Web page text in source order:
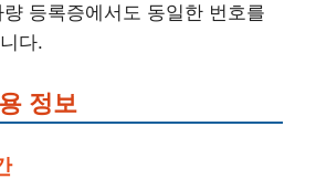
량 등록증에서도 동일한 번호를
다.
정보